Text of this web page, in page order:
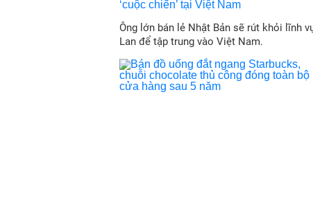
Ông lớn bán lẻ Nhật Bản sẽ rút khỏi lĩnh
Lan để tập trung vào Việt Nam.